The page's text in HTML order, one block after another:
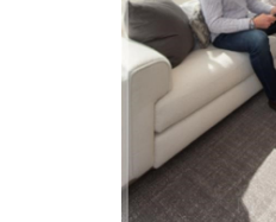
Khám Phá Phong
Tế...